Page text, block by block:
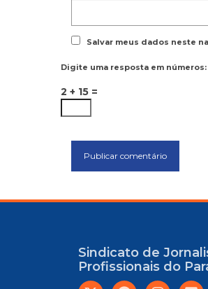
Salvar meus dados neste
Digite uma resposta em números:
2 + 15 =
Sindicato de
Profissionais do